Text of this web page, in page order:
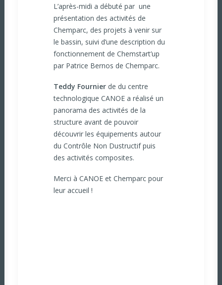
L’après-midi a débuté par une
présentation des activités de
Chemparc, des projets à venir sur
le bassin, suivi d’une description du
fonctionnement de Chemstart’up
par Patrice Bernos de Chemparc.
Teddy Fournier de du centre
technologique CANOE a réalisé un
panorama des activités de la
structure avant de pouvoir
découvrir les équipements autour
du Contrôle Non Dustructif puis
des activités composites.
Merci à CANOE et Chemparc pour
leur accueil !